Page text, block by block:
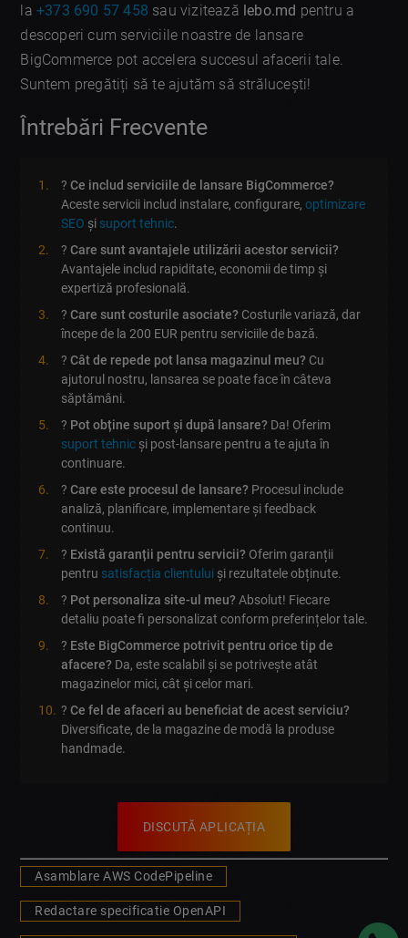
la+373 690 57 458 sau vizitează lebo.md pentru a
descoperi cum serviciile noastre de lansare
BigCommerce pot accelera succesul afacerii tale.
Suntem pregătiți să te ajutăm să strălucești!
Întrebări Frecvente
?Ce includ serviciile de lansare BigCommerce?
Aceste servicii includ instalare, configurare,optimizare
SEO și suport tehnic.
?Care sunt avantajele utilizării acestor servicii?
Avantajele includ rapiditate, economii de timp și
expertiză profesională.
?Care sunt costurile asociate? Costurile variază, dar
începe de la 200 EUR pentru serviciile de bază.
?Cât de repede pot lansa magazinul meu? Cu
ajutorul nostru, lansarea se poate face în câteva
săptămâni.
? Pot obține suport și după lansare? Da! Oferim
suport tehnic și post-lansare pentru a te ajuta în
continuare.
?Care este procesul de lansare? Procesul include
analiză, planificare, implementare și feedback
continuu.
? Există garanții pentru servicii? Oferim garanții
pentru satisfacția clientului și rezultatele obținute.
? Pot personaliza site-ul meu?Absolut! Fiecare
detaliu poate fi personalizat conform preferințelor tale.
? Este BigCommerce potrivit pentru orice tip de
afacere? Da, este scalabil și se potrivește atât
magazinelor mici, cât și celor mari.
?Ce fel de afaceri au beneficiat de acest serviciu?
Diversificate, de la magazine de modă la produse
handmade.
DISCUTĂ APLICAȚIA
Asamblare AWS CodePipeline
Redactare specificatie OpenAPI